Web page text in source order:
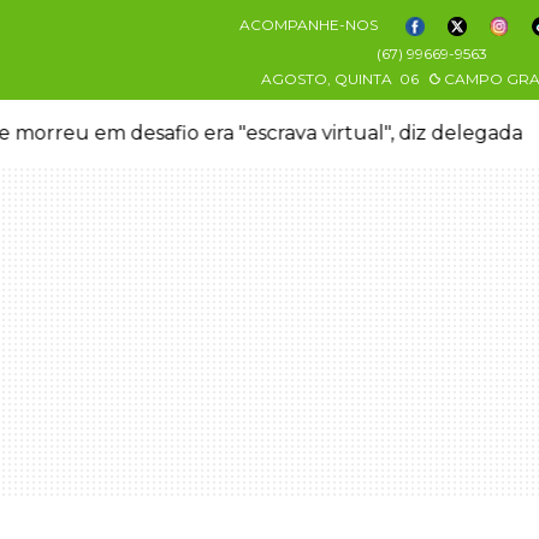
ACOMPANHE-NOS
(67) 99669-9563
AGOSTO, QUINTA 06 CAMPO
morreu em desafio era "escrava virtual", diz delegada